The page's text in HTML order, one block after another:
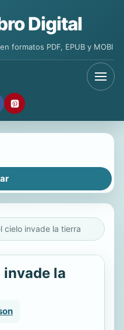
Digital
formatos PDF, EPUB y MOBI
cielo invade la tierra
la